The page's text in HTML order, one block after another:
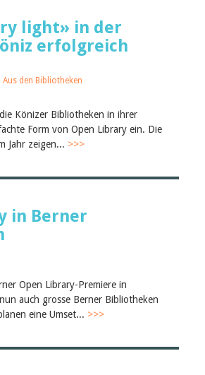
light» in der
erfolgreich
Aus den Bibliotheken
Könizer Bibliotheken in ihrer
Form von Open Library ein. Die
Jahr zeigen... >>>
in Berner
Open Library-Premiere in
auch grosse Berner Bibliotheken
eine Umset... >>>